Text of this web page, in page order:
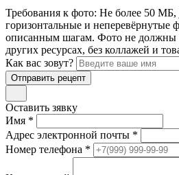
Требования к фото: Не более 50 МБ,
горизонтальные и неперевёрнутые
описанным шагам. Фото не должны
других ресурсах, без коллажей и
Как вас зовут?
Отправить рецепт
Оставить зявку
Имя *
Адрес электронной почты *
Номер телефона *